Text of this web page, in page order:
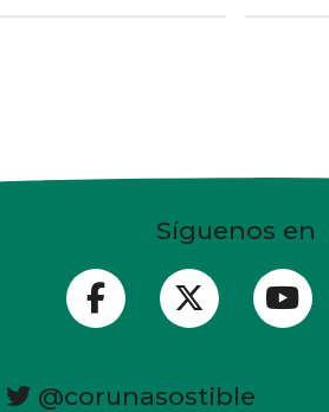
Síguenos en
@corunasostible